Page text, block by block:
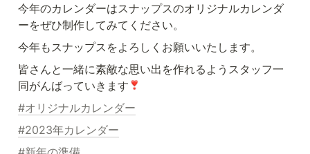
今年のカレンダーはスナップスのオリジナルカレンダ
ーをぜひ制作してみてください。
今年もスナップスをよろしくお願いいたします。
皆さんと一緒に素敵な思い出を作れるようスタッフ一
同がんばっていきます
#オリジナルカレンダー
#2023年カレンダー